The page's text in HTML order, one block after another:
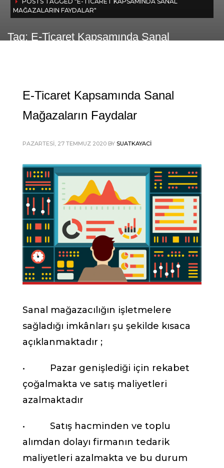
MAĞAZALARIN FAYDALAR"
Tag: E-Ticaret Kapsamında Sanal
E-Ticaret Kapsamında Sanal
Mağazaların Faydalar
PAZARTESI, 27 TEMMUZ 2020 BY SUATKAYACI
Sanal mağazacılığın işletmelere
sağladığı imkânları şu şekilde kısaca
açıklanmaktadır ;
• Pazar genişlediği için rekabet
çoğalmakta ve satış maliyetleri
azalmaktadır
• Satış hacminden ve toplu
alımdan dolayı firmanın tedarik
maliyetleri azalmakta ve bu durum